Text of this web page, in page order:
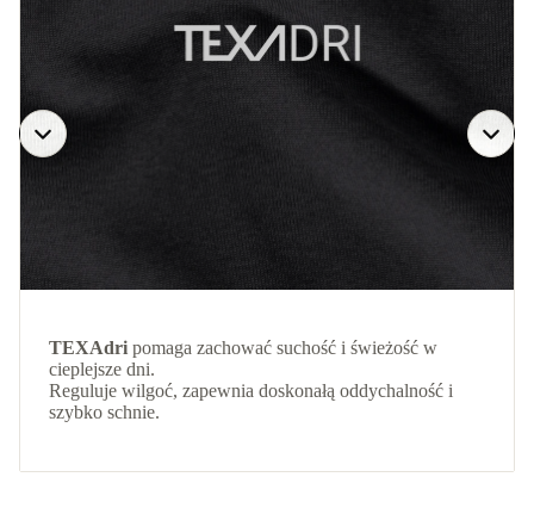
TEXAdri pomaga zachować suchość i świeżość w
cieplejsze dni.
Reguluje wilgoć, zapewnia doskonałą oddychalność i
szybko schnie.